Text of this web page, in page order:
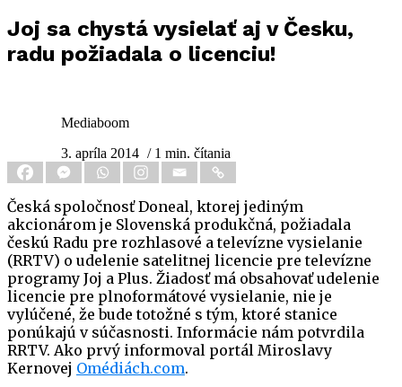
Joj sa chystá vysielať aj v Česku,
radu požiadala o licenciu!
Mediaboom
3. apríla 2014 / 1 min. čítania
Česká spoločnosť Doneal, ktorej jediným
akcionárom je Slovenská produkčná, požiadala
českú Radu pre rozhlasové a televízne vysielanie
(RRTV) o udelenie satelitnej licencie pre televízne
programy Joj a Plus. Žiadosť má obsahovať udelenie
licencie pre plnoformátové vysielanie, nie je
vylúčené, že bude totožné s tým, ktoré stanice
ponúkajú v súčasnosti. Informácie nám potvrdila
RRTV. Ako prvý informoval portál Miroslavy
Kernovej Omédiách.com.